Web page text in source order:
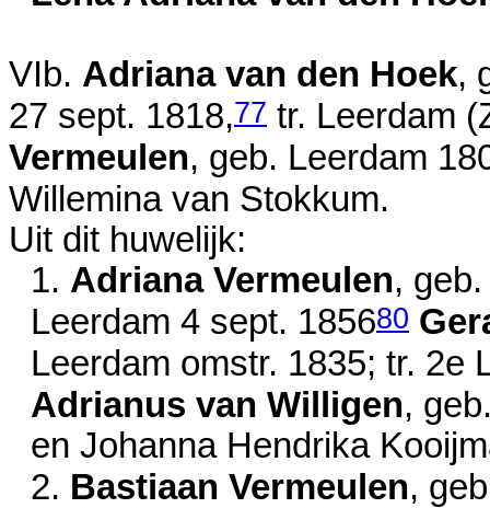
VIb. Adriana van den Hoek,
27 sept. 1818,77 tr. Leerdam
Vermeulen, geb. Leerdam
Willemina van Stokkum.
Uit dit huwelijk:
1. Adriana Vermeulen,
Leerdam 4 sept. 185680
Leerdam omstr. 1835; tr. 2e
Adrianus van Willigen,
en Johanna Hendrika
2. Bastiaan Vermeulen,